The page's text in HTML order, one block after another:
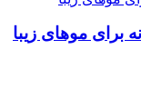
برای موهای زیبا